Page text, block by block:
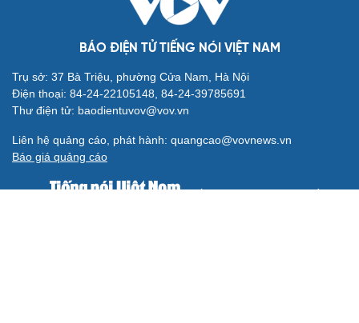
BÁO ĐIỆN TỬ TIẾNG NÓI VIỆT NAM
Trụ sở: 37 Bà Triệu, phường Cửa Nam, Hà Nội
Điện thoại: 84-24-22105148, 84-24-39785691
Thư điện tử: baodientuvov@vov.vn
Liên hệ quảng cáo, phát hành: quangcao@vovnews.vn
Báo giá quảng cáo
Báo in xuất bản thứ Năm hàng tuần